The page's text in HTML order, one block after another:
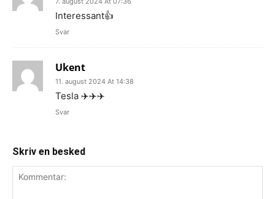
Interessant👍
Svar
Ukent
11. august 2024 At 14:38
Tesla ✈️✈️✈️
Svar
Skriv en besked